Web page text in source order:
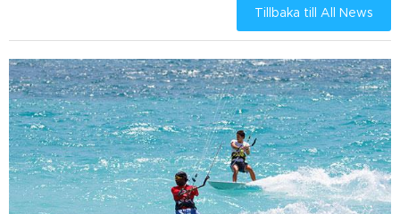
Tillbaka till All News